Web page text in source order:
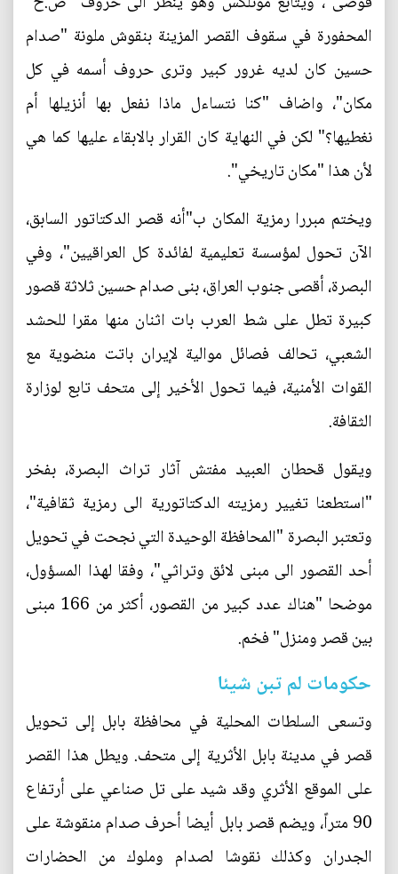
المحفورة في سقوف القصر المزينة بنقوش ملونة "صدام
حسين كان لديه غرور كبير وترى حروف أسمه في كل
مكان"، واضاف "كنا نتساءل ماذا نفعل بها أنزيلها أم
نغطيها؟" لكن في النهاية كان القرار بالابقاء عليها كما هي
لأن هذا "مكان تاريخي".
ويختم مبررا رمزية المكان ب"أنه قصر الدكتاتور السابق،
الآن تحول لمؤسسة تعليمية لفائدة كل العراقيين"، وفي
البصرة، أقصى جنوب العراق، بنى صدام حسين ثلاثة قصور
كبيرة تطل على شط العرب بات اثنان منها مقرا للحشد
الشعبي، تحالف فصائل موالية لإيران باتت منضوية مع
القوات الأمنية، فيما تحول الأخير إلى متحف تابع لوزارة
الثقافة.
ويقول قحطان العبيد مفتش آثار تراث البصرة، بفخر
"استطعنا تغيير رمزيته الدكتاتورية الى رمزية ثقافية"،
وتعتبر البصرة "المحافظة الوحيدة التي نجحت في تحويل
أحد القصور الى مبنى لائق وتراثي"، وفقا لهذا المسؤول،
موضحا "هناك عدد كبير من القصور، أكثر من 166 مبنى
بين قصر ومنزل" فخم.
حكومات لم تبن شيئا
وتسعى السلطات المحلية في محافظة بابل إلى تحويل
قصر في مدينة بابل الأثرية إلى متحف. ويطل هذا القصر
على الموقع الأثري وقد شيد على تل صناعي على أرتفاع
90 متراً، ويضم قصر بابل أيضا أحرف صدام منقوشة على
الجدران وكذلك نقوشا لصدام وملوك من الحضارات